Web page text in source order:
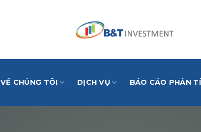
VỀ CHÚNG TÔI DỊCH VỤ BÁO CÁO PHÂN